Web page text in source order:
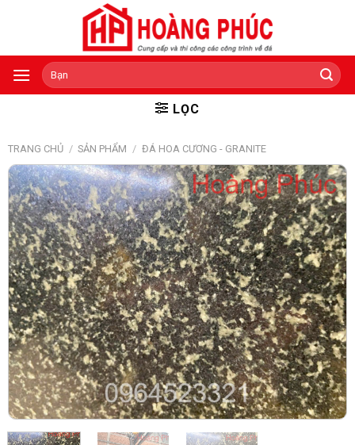
Tìm
kiếm:
LỌC
TRANG CHỦ / SẢN PHẨM / ĐÁ HOA CƯƠNG - GRANITE